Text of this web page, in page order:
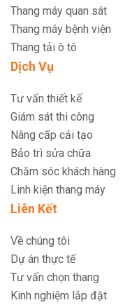
Thang máy quan sát
Thang máy bệnh viện
Thang tải ô tô
Dịch Vụ
Tư vấn thiết kế
Giám sát thi công
Nâng cấp cải tạo
Bảo trì sửa chữa
Chăm sóc khách hàng
Linh kiện thang máy
Liên Kết
Về chúng tôi
Dự án thực tế
Tư vấn chọn thang
Kinh nghiệm lắp đặt